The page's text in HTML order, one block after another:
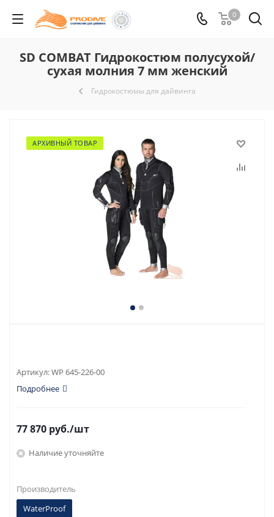
0
SD COMBAT Гидрокостюм полусухой/
сухая молния 7 мм женский
Гидрокостюмы для дайвинга
АРХИВНЫЙ ТОВАР
Артикул:WP 645-226-00
Подробнее
77 870 руб./шт
Наличие уточняйте
Производитель
WaterProof